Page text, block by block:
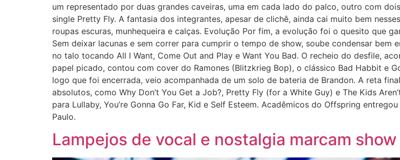
um representado por duas grandes caveiras, uma em cada lado do palco, outro com
single Pretty Fly. A fantasia dos integrantes, apesar de clichê, ainda cai muito bem
roupas escuras, munhequeira e calças. Evolução Por fim, a evolução foi o quesito que
Sem deixar lacunas e sem correr para cumprir o tempo de show, soube condensar bem
no talo tocando All I Want, Come Out and Play e Want You Bad. O recheio do desfile,
papel picado, contou com cover do Ramones (Blitzkrieg Bop), o clássico Bad Habbit e
logo que foi encerrada, veio acompanhada de um solo de bateria de Brandon. A reta
absolutos, como Why Don’t You Get a Job?, Pretty Fly (for a White Guy) e The Kids
para Lullaby, You’re Gonna Go Far, Kid e Self Esteem. Acadêmicos do Offspring
Paulo.
Lampejos de vocal e nostalgia marcam